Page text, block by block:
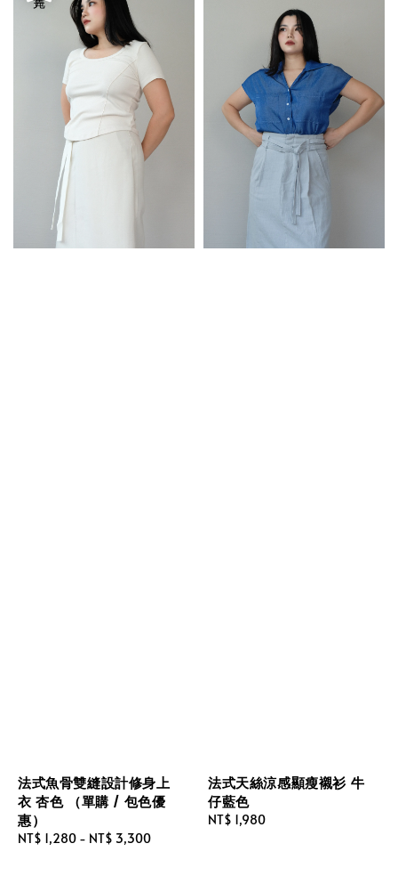
法式魚骨雙縫設計修身上
衣 杏色 （單購 / 包色優
惠）
Regular
NT$ 1,280 - NT$ 3,300
法式天絲涼感顯瘦襯衫 牛
仔藍色
Regular
NT$ 1,980